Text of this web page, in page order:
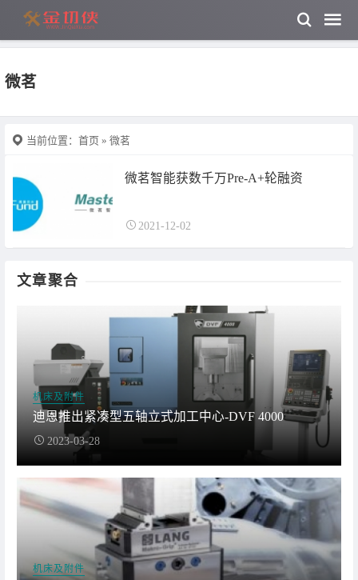
微茗
当前位置： 首页 » 微茗
微茗智能获数千万Pre-A+轮融资
2021-12-02
文章聚合
机床及附件
迪恩推出紧凑型五轴立式加工中心-DVF 4000
2023-03-28
机床及附件